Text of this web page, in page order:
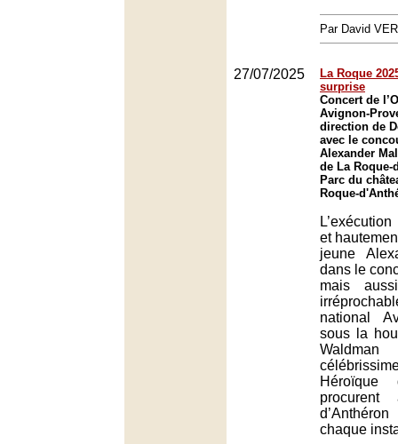
Par David
27/07/2025
La Roque
surprise
Concert de
Avignon-
direction de
avec le
Alexander
de La Roque-
Parc du
Roque-
et
jeune
dans le
mais
national
sous la
Héroïque
chaque